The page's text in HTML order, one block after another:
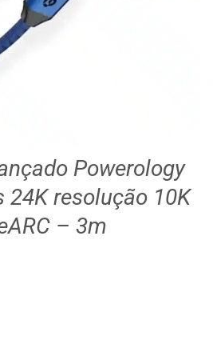
Powerology
24K resolução 10K
– 3m